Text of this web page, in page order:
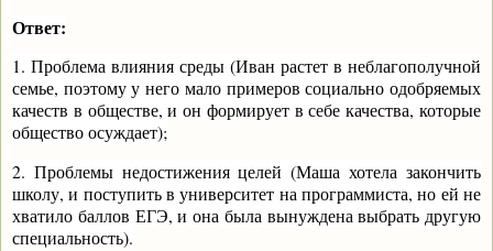
Ответ:
1. Проблема влияния среды (Иван растет в неблагополучной
семье, поэтому у него мало примеров социально одобряемых
качеств в обществе, и он формирует в себе качества, которые
общество осуждает);
2. Проблемы недостижения целей (Маша хотела закончить
школу, и поступить в университет на программиста, но ей не
хватило баллов ЕГЭ, и она была вынуждена выбрать другую
специальность).